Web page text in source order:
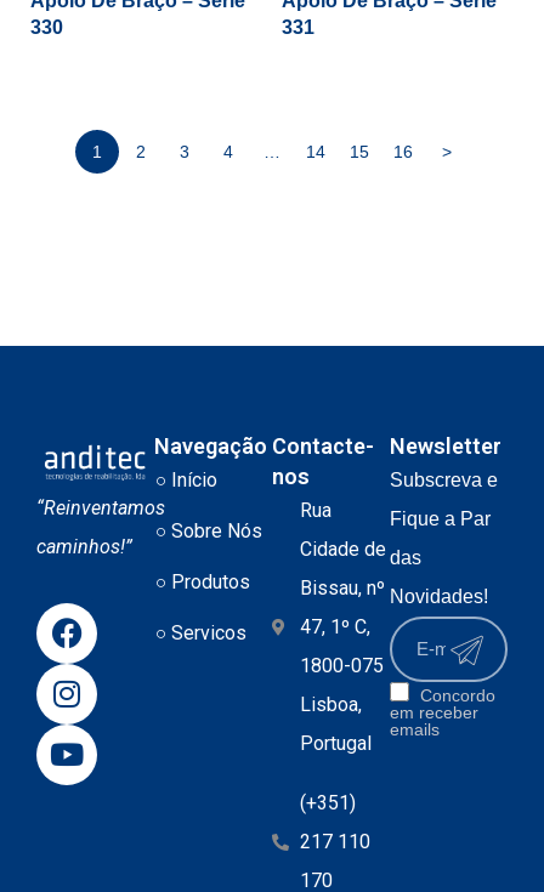
330
331
1 2 3 4 14 15 16 >
“Reinventamos
caminhos!”
Navegação
Início
Sobre Nós
Produtos
Servicos
Contacte-
nos
Rua
Cidade de
Bissau, nº
47, 1º C,
1800-075
Lisboa,
Portugal
(+351)
217 110
170
Newsletter
Subscreva e
Fique a Par
das
Novidades!
Concordo
em receber
emails